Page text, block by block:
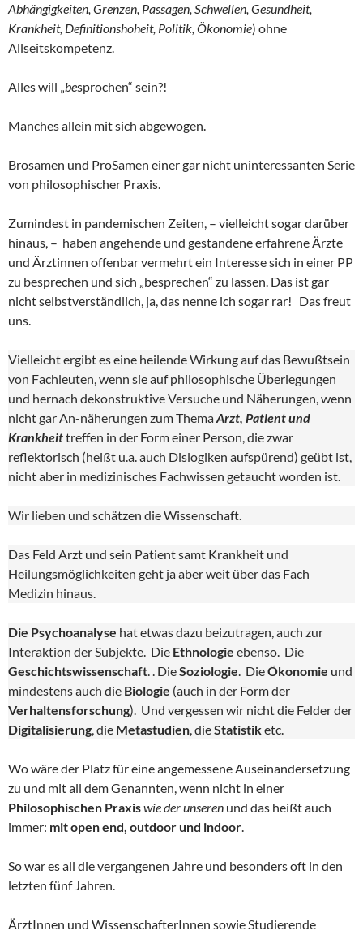
Abhängigkeiten, Grenzen, Passagen, Schwellen, Gesundheit,
Krankheit, Definitionshoheit, Politik, Ökonomie) ohne
Allseitskompetenz.
Alles will „besprochen“ sein?!
Manches allein mit sich abgewogen.
Brosamen und ProSamen einer gar nicht uninteressanten Serie
von philosophischer Praxis.
Zumindest in pandemischen Zeiten, – vielleicht sogar darüber
hinaus, – haben angehende und gestandene erfahrene Ärzte
und Ärztinnen offenbar vermehrt ein Interesse sich in einer PP
zu besprechen und sich „besprechen“ zu lassen. Das ist gar
nicht selbstverständlich, ja, das nenne ich sogar rar! Das freut
uns.
Vielleicht ergibt es eine heilende Wirkung auf das Bewußtsein
von Fachleuten, wenn sie auf philosophische Überlegungen
und hernach dekonstruktive Versuche und Näherungen, wenn
nicht gar An-näherungen zum ThemaArzt, Patient und
Krankheittreffen in der Form einer Person, die zwar
reflektorisch (heißt u.a. auch Dislogiken aufspürend) geübt ist,
nicht aber in medizinisches Fachwissen getaucht worden ist.
Wir lieben und schätzen die Wissenschaft.
Das Feld Arzt und sein Patient samt Krankheit und
Heilungsmöglichkeiten geht ja aber weit über das Fach
Medizin hinaus.
Die Psychoanalyse hat etwas dazu beizutragen, auch zur
Interaktion der Subjekte. Die Ethnologie ebenso. Die
Geschichtswissenschaft. . DieSoziologie. DieÖkonomie und
mindestens auch die Biologie (auch in der Form der
Verhaltensforschung). Und vergessen wir nicht die Felder der
Digitalisierung, die Metastudien, dieStatistiketc.
Wo wäre der Platz für eine angemessene Auseinandersetzung
zu und mit all dem Genannten, wenn nicht in einer
Philosophischen Praxiswie der unseren und das heißt auch
immer: mit open end, outdoor und indoor.
So war es all die vergangenen Jahre und besonders oft in den
letzten fünf Jahren.
ÄrztInnen und WissenschafterInnen sowie Studierende